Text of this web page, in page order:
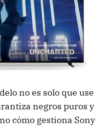
no es solo que use
negros puros y
cómo gestiona Sony